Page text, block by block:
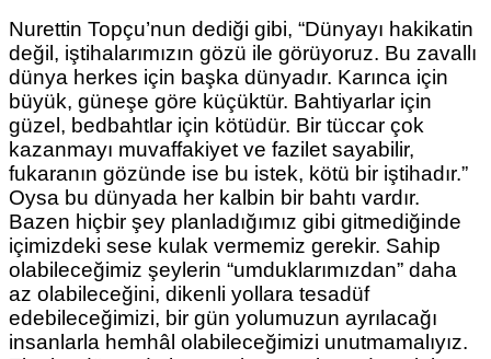
Nurettin Topçu’nun dediği gibi, “Dünyayı hakikatin
değil, iştihalarımızın gözü ile görüyoruz. Bu zavallı
dünya herkes için başka dünyadır. Karınca için
büyük, güneşe göre küçüktür. Bahtiyarlar için
güzel, bedbahtlar için kötüdür. Bir tüccar çok
kazanmayı muvaffakiyet ve fazilet sayabilir,
fukaranın gözünde ise bu istek, kötü bir iştihadır.”
Oysa bu dünyada her kalbin bir bahtı vardır.
Bazen hiçbir şey planladığımız gibi gitmediğinde
içimizdeki sese kulak vermemiz gerekir. Sahip
olabileceğimiz şeylerin “umduklarımızdan” daha
az olabileceğini, dikenli yollara tesadüf
edebileceğimizi, bir gün yolumuzun ayrılacağı
insanlarla hemhâl olabileceğimizi unutmamalıyız.